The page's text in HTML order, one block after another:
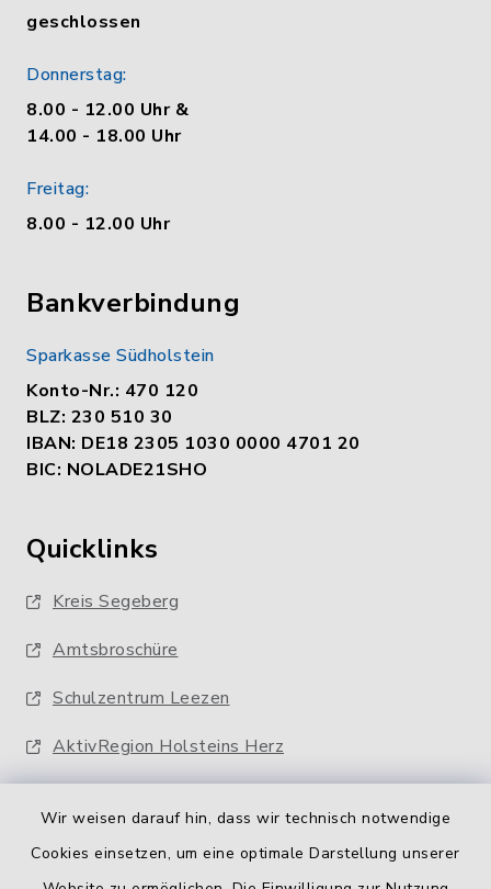
Wir weisen darauf hin, dass wir technisch notwendige
Cookies einsetzen, um eine optimale Darstellung unserer
geschlossen
Donnerstag:
8.00 - 12.00 Uhr &
14.00 - 18.00 Uhr
Freitag:
8.00 - 12.00 Uhr
Bankverbindung
Sparkasse Südholstein
Konto-Nr.: 470 120
BLZ: 230 510 30
IBAN: DE18 2305 1030 0000 4701 20
BIC: NOLADE21SHO
Quicklinks
Kreis Segeberg
Amtsbroschüre
Schulzentrum Leezen
AktivRegion Holsteins Herz